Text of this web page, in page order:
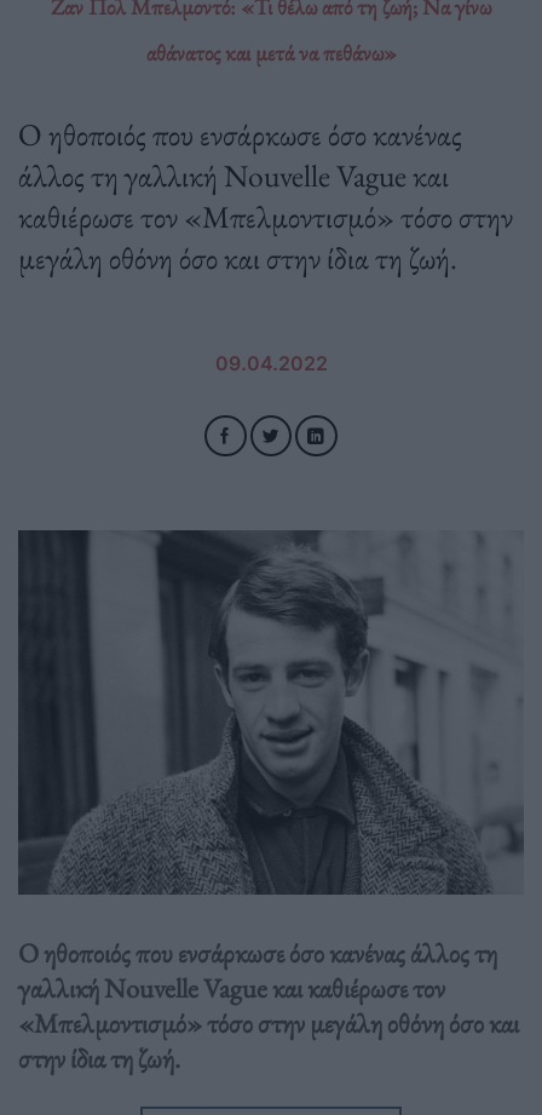
Ζαν Πολ Μπελμοντό: «Τι θέλω από τη ζωή; Να γίνω
αθάνατος και μετά να πεθάνω»
Ο ηθοποιός που ενσάρκωσε όσο κανένας
άλλος τη γαλλική Nouvelle Vague και
καθιέρωσε τον «Μπελμοντισμό» τόσο στην
μεγάλη οθόνη όσο και στην ίδια τη ζωή.
09.04.2022
Ο ηθοποιός που ενσάρκωσε όσο κανένας άλλος τη
γαλλική Nouvelle Vague και καθιέρωσε τον
«Μπελμοντισμό» τόσο στην μεγάλη οθόνη όσο και
στην ίδια τη ζωή.